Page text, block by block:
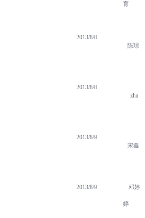
育
2013/8/8
陈璟
2013/8/8
zha
2013/8/9
宋鑫
2013/8/9 邓婷
婷